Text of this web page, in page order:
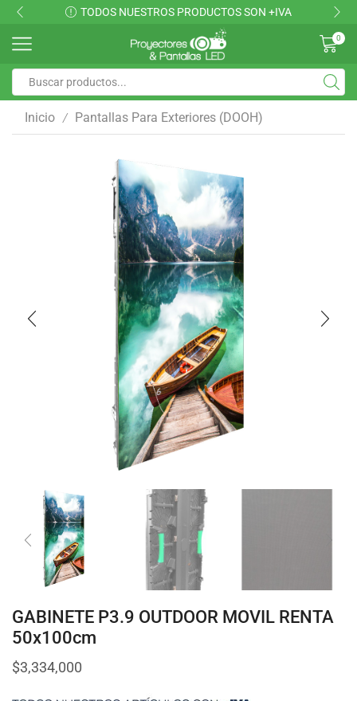
TODOS NUESTROS PRODUCTOS SON +IVA
0
Inicio / Pantallas Para Exteriores (DOOH)
GABINETE P3.9 OUTDOOR MOVIL RENTA
50x100cm
$3,334,000